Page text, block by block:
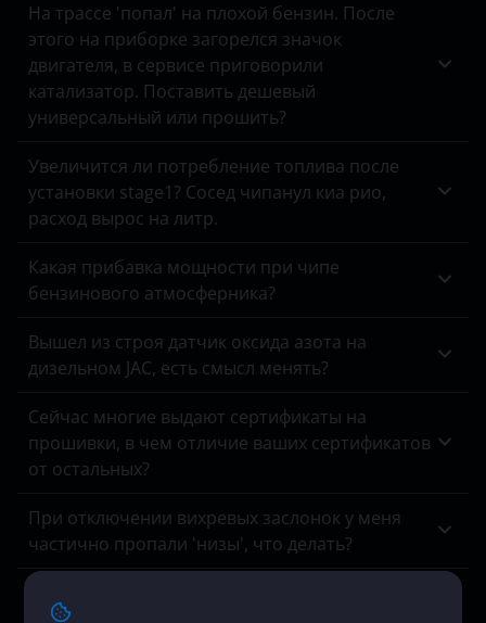
Changan
Chery
Chevrolet
Citroen
Daewoo
Daihatsu
Dodge
DongFeng
EXEED
Fiat
Ford
H9
Jolion
На трассе 'попал' на плохой бензин. После
этого на приборке загорелся значок
двигателя, в сервисе приговорили
катализатор. Поставить дешевый
универсальный или прошить?
Увеличится ли потребление топлива после
установки stage1? Сосед чипанул киа рио,
расход вырос на литр.
Какая прибавка мощности при чипе
бензинового атмосферника?
Вышел из строя датчик оксида азота на
дизельном JAC, есть смысл менять?
Сейчас многие выдают сертификаты на
прошивки, в чем отличие ваших сертификатов
от остальных?
При отключении вихревых заслонок у меня
частично пропали 'низы', что делать?